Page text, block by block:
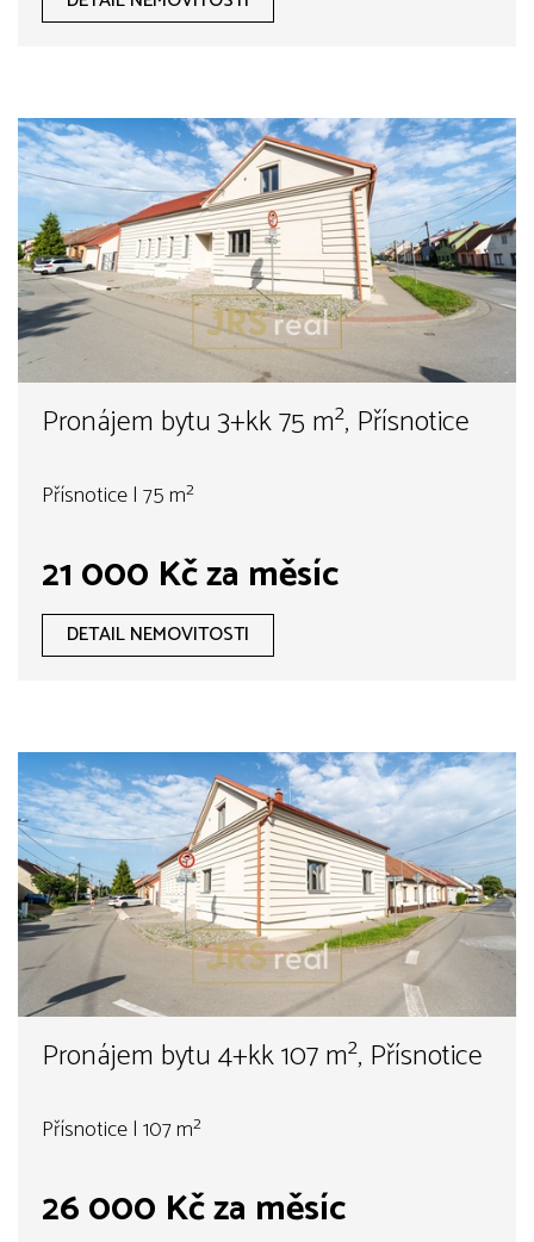
Pronájem bytu 3+kk 75 m², Přísnotice
Přísnotice | 75 m²
21 000 Kč za měsíc
DETAIL NEMOVITOSTI
Pronájem bytu 4+kk 107 m², Přísnotice
Přísnotice | 107 m²
26 000 Kč za měsíc